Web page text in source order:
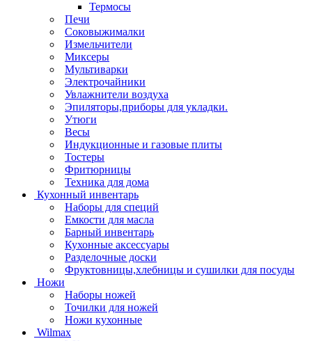
Термосы
Печи
Соковыжималки
Измельчители
Миксеры
Мультиварки
Электрочайники
Увлажнители воздуха
Эпиляторы,приборы для укладки.
Утюги
Весы
Индукционные и газовые плиты
Тостеры
Фритюрницы
Техника для дома
Кухонный инвентарь
Наборы для специй
Емкости для масла
Барный инвентарь
Кухонные аксессуары
Разделочные доски
Фруктовницы,хлебницы и сушилки для посуды
Ножи
Наборы ножей
Точилки для ножей
Ножи кухонные
Wilmax